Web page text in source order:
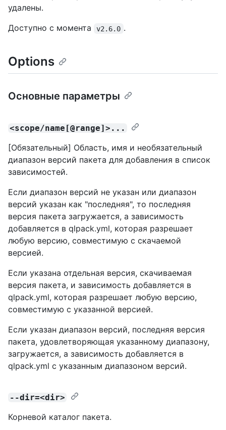
удалены.
Доступно с момента
v2.6.0 .
Options
Основные параметры
<scope/name[@range]>...
[Обязательный] Область, имя и необязательный
диапазон версий пакета для добавления в список
зависимостей.
Если диапазон версий не указан или диапазон
версий указан как "последняя", то последняя
версия пакета загружается, а зависимость
добавляется в qlpack.yml, которая разрешает
любую версию, совместимую с скачаемой
версией.
Если указана отдельная версия, скачиваемая
версия пакета, и зависимость добавляется в
qlpack.yml, которая разрешает любую версию,
совместимую с указанной версией.
Если указан диапазон версий, последняя версия
пакета, удовлетворяющая указанному диапазону,
загружается, а зависимость добавляется в
qlpack.yml с указанным диапазоном версий.
--dir=<dir>
Корневой каталог пакета.